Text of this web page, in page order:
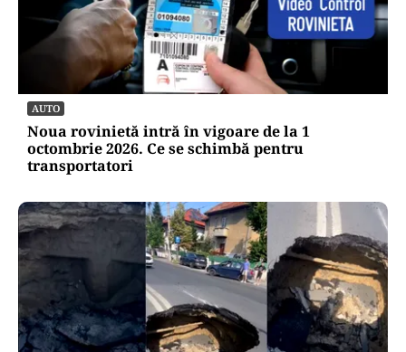
AUTO
Noua rovinietă intră în vigoare de la 1
octombrie 2026. Ce se schimbă pentru
transportatori